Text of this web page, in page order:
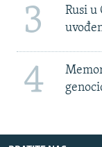
3
Rusi u
4